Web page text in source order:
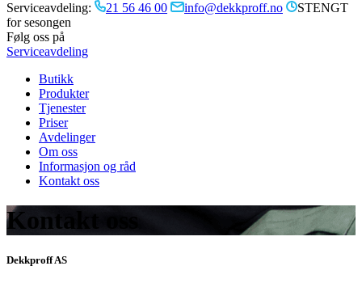
Serviceavdeling: 21 56 46 00 info@dekkproff.no
STENGT
for sesongen
Følg oss på
Serviceavdeling
Butikk
Produkter
Tjenester
Priser
Avdelinger
Om oss
Informasjon og råd
Kontakt oss
Kontakt oss
Dekkproff AS